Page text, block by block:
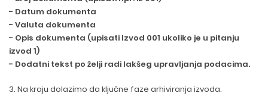
- Datum dokumenta
- Valuta dokumenta
- Opis dokumenta (upisati Izvod 001 ukoliko je u pitanju
izvod 1)
- Dodatni tekst po želji radi lakšeg upravljanja podacima.
3. Na kraju dolazimo da ključne faze arhiviranja izvoda.